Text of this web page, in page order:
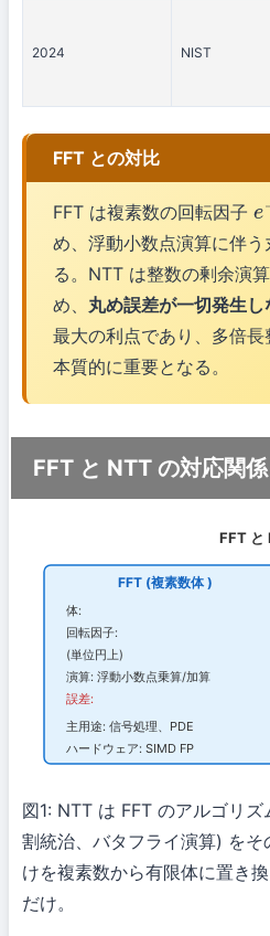
2024 NIST
FFT との対比
FFT は複素数の回転因子 e
め、浮動小数点演算に伴
る。NTT は整数の剰余演
め、 丸め誤差が一切発生し
最大の利点であり、多倍
本質的に重要となる。
FFT と NTT の対応関係
FFT と
FFT (複素数体)
体:
回転因子:
(単位円上)
演算: 浮動小数点乗算/加算
誤差:
主用途: 信号処理、PDE
ハードウェア: SIMD FP
図1: NTT は FFT のアルゴリ
割統治、バタフライ演算) を
けを複素数から有限体に置き換
だけ。